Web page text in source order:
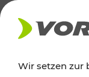
AKTUELLES
Wir setzen zur